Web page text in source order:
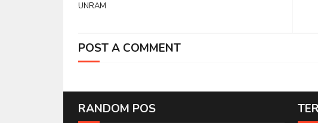
UNRAM
POST A COMMENT
RANDOM POS